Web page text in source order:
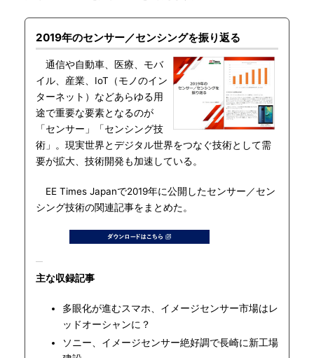
2019年のセンサー／センシングを振り返る
通信や自動車、医療、モバ
イル、産業、IoT（モノのイン
ターネット）などあらゆる用
途で重要な要素となるのが
「センサー」「センシング技
術」。現実世界とデジタル世界をつなぐ技術として需
要が拡大、技術開発も加速している。
EE Times Japanで2019年に公開したセンサー／セン
シング技術の関連記事をまとめた。
主な収録記事
多眼化が進むスマホ、イメージセンサー市場はレ
ッドオーシャンに？
ソニー、イメージセンサー絶好調で長崎に新工場